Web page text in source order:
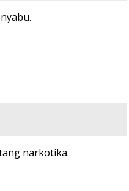
narkotika.